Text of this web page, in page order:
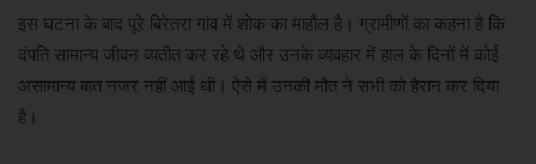
इस घटना के बाद पूरे बिरेतरा गांव में शोक का माहौल है। ग्रामीणों का कहना है कि
दंपति सामान्य जीवन व्यतीत कर रहे थे और उनके व्यवहार में हाल के दिनों में कोई
असामान्य बात नजर नहीं आई थी। ऐसे में उनकी मौत ने सभी को हैरान कर दिया
है।